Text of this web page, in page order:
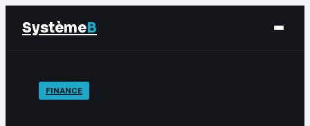
SystèmeB
FinanceFINANCE